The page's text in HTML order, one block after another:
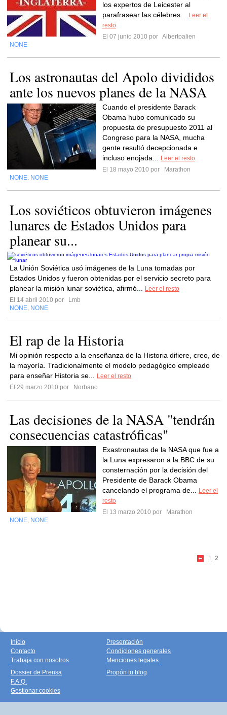
los expertos de Leicester al
parafrasear las célebres...
Leer el
resto
El 07 junio 2010 por Albertoalien
NONE
Los astronautas del Apolo divididos
ante los nuevos planes de la NASA
Cuando el presidente Barack
Obama hubo comunicado su
propuesta de presupuesto 2011 al
Congreso para la NASA, mucha
gente resultó decepcionada e
incluso enojada...
Leer el resto
El 18 mayo 2010 por
Marathon
NONE NONE
Los soviéticos obtuvieron imágenes
lunares de Estados Unidos para
planear su...
La Unión Soviética usó imágenes de la Luna tomadas por
Estados Unidos y fueron obtenidas por el servicio secreto para
planear la misión lunar soviética, afirmó...
Leer el resto
El 14 abril 2010 por
Lmb
NONE NONE
El rap de la Historia
Mi opinión respecto a la enseñanza de la Historia difiere, creo, de
la mayoría. Tradicionalmente el modelo pedagógico empleado
para enseñar Historia se...
Leer el resto
El 29 marzo 2010 por
Norbano
Las decisiones de la NASA "tendrán
consecuencias catastróficas"
Exastronautas de la NASA que fue a
la Luna expresaron a la BBC de su
consternación por la decisión del
Presidente de Barack Obama
cancelando el programa de...
Leer el
resto
El 13 marzo 2010 por
Marathon
NONE NONE
1 2
Inicio
Contacto
Trabaja con nosotros
Presentación
Condiciones generales
Menciones legales
Dossier de Prensa
F.A.Q.
Gestionar cookies
Propón tu blog